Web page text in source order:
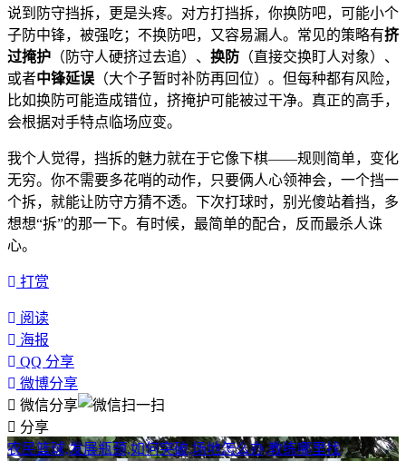
说到防守挡拆，更是头疼。对方打挡拆，你换防吧，可能小个
子防中锋，被强吃；不换防吧，又容易漏人。常见的策略有挤
过掩护 （防守人硬挤过去追）、 换防 （直接交换盯人对象）、
或者中锋延误 （大个子暂时补防再回位）。但每种都有风险，
比如换防可能造成错位，挤掩护可能被过干净。真正的高手，
会根据对手特点临场应变。
我个人觉得，挡拆的魅力就在于它像下棋——规则简单，变化
无穷。你不需要多花哨的动作，只要俩人心领神会，一个挡一
个拆，就能让防守方猜不透。下次打球时，别光傻站着挡，多
想想“拆”的那一下。有时候，最简单的配合，反而最杀人诛
心。
打赏
阅读
海报
QQ 分享
微博分享
微信分享
分享
农民篮球,发展瓶颈,如何突破,场地怎么办,教练哪里找